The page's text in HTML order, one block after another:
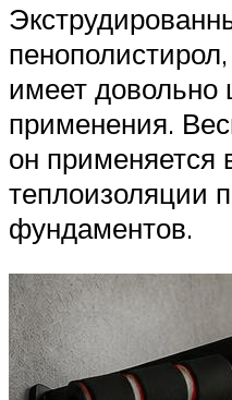
имеет довольно
применения.
он применяется
теплоизоляции
фундаментов.